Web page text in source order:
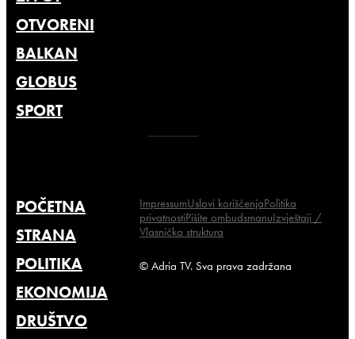
OTVORENI
BALKAN
GLOBUS
SPORT
POČETNA
STRANA
POLITIKA
EKONOMIJA
DRUŠTVO
ImpressumUslovi korišćenjaPolitika
privatnostiPišite ombudsmanuIzvještaji /
Vlasnička struktura
© Adria TV. Sva prava zadržana